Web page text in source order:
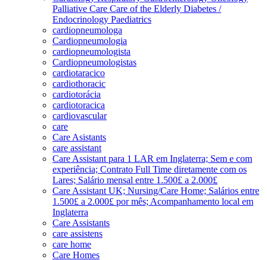
Palliative Care Care of the Elderly Diabetes /
Endocrinology Paediatrics
cardiopneumologa
Cardiopneumologia
cardiopneumologista
Cardiopneumologistas
cardiotaracico
cardiothoracic
cardiotorácia
cardiotoracica
cardiovascular
care
Care Asistants
care assistant
Care Assistant para 1 LAR em Inglaterra; Sem e com
experiência; Contrato Full Time diretamente com os
Lares; Salário mensal entre 1.500£ a 2.000£
Care Assistant UK; Nursing/Care Home; Salários entre
1.500£ a 2.000£ por mês; Acompanhamento local em
Inglaterra
Care Assistants
care assistens
care home
Care Homes